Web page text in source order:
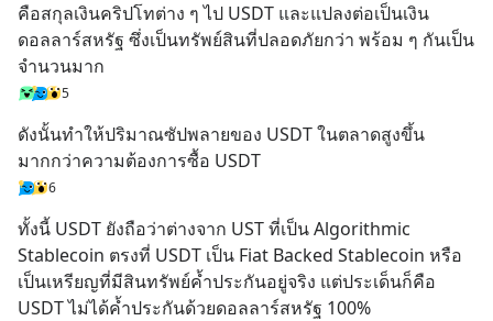
คือสกุลเงินคริปโทต่าง ๆ ไป USDT และแปลงต่อเป็นเงิน
ดอลลาร์สหรัฐ ซึ่งเป็นทรัพย์สินที่ปลอดภัยกว่า พร้อม ๆ กันเป็น
จำนวนมาก
5
ดังนั้นทำให้ปริมาณซัปพลายของ USDT ในตลาดสูงขึ้น
มากกว่าความต้องการซื้อ USDT
6
ทั้งนี้ USDT ยังถือว่าต่างจาก UST ที่เป็น Algorithmic
Stablecoin ตรงที่ USDT เป็น Fiat Backed Stablecoin หรือ
เป็นเหรียญที่มีสินทรัพย์ค้ำประกันอยู่จริง แต่ประเด็นก็คือ
USDT ไม่ได้ค้ำประกันด้วยดอลลาร์สหรัฐ 100%